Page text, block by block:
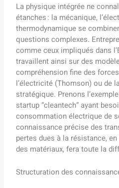
La physique intégrée ne
étanches : la mécanique,
thermodynamique se
questions complexes.
comme ceux impliqués dans
travaillent ainsi sur des
compréhension fine des
l’électricité (Thomson) ou de
stratégique. Prenons
startup “cleantech” ayant
consommation électrique de
connaissance précise des
pertes dues à la résistance,
des matériaux, fera toute la
Structuration des